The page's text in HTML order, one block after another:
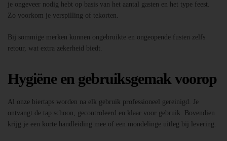
je ongeveer nodig hebt op basis van het aantal gasten en het type feest.
Zo voorkom je verspilling of tekorten.
Bij sommige merken kunnen ongebruikte en ongeopende fusten zelfs
retour, wat extra zekerheid biedt.
Hygiëne en gebruiksgemak voorop
Al onze biertaps worden na elk gebruik professioneel gereinigd. Je
ontvangt de tap schoon, gecontroleerd en klaar voor gebruik. Bovendien
krijg je een korte handleiding mee of een mondelinge uitleg bij levering.